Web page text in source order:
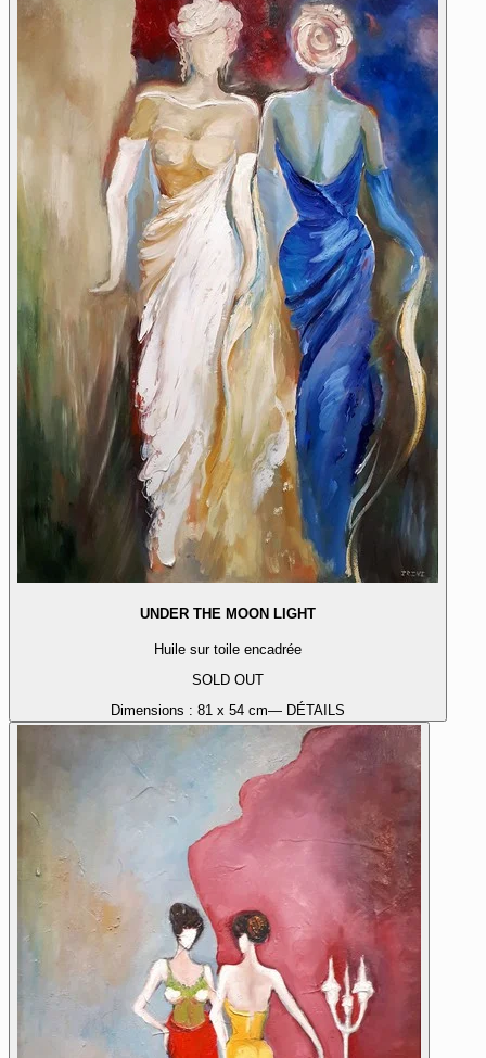
UNDER THE MOON LIGHT
Huile sur toile encadrée
SOLD OUT
Dimensions : 81 x 54 cm— DÉTAILS